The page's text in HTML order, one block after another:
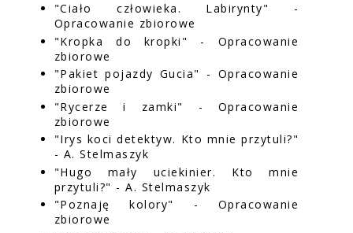
"Ciało człowieka. Labirynty" -
Opracowanie zbiorowe
"Kropka do kropki" - Opracowanie
zbiorowe
"Pakiet pojazdy Gucia" - Opracowanie
zbiorowe
"Rycerze i zamki" - Opracowanie
zbiorowe
"Irys koci detektyw. Kto mnie przytuli?"
- A. Stelmaszyk
"Hugo mały uciekinier. Kto mnie
przytuli?" - A. Stelmaszyk
"Poznaję kolory" - Opracowanie
zbiorowe